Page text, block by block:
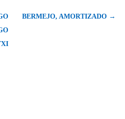
BERMEJO, AMORTIZADO →